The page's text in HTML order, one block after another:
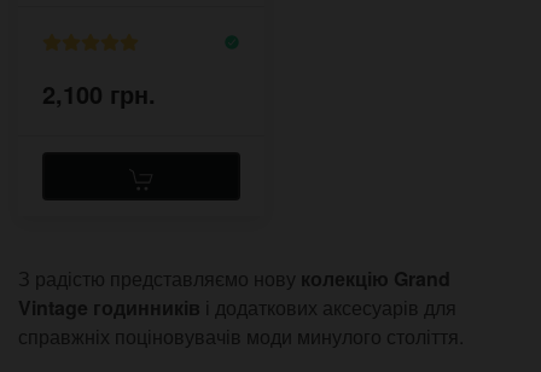
2,100 грн.
З радістю представляємо нову колекцію Grand
Vintage годинників
і додаткових аксесуарів для
справжніх поціновувачів моди минулого століття.